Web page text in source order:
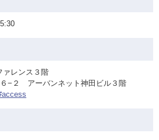
ァレンス３階
−２ アーバンネット神田ビル３階